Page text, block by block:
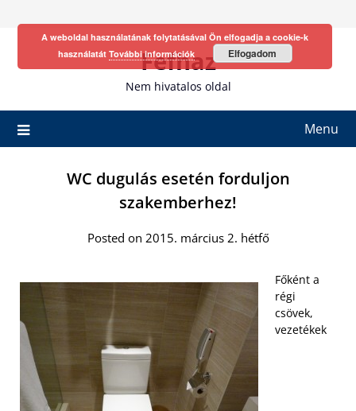
Fefhaz
Nem hivatalos oldal
Menu
WC dugulás esetén forduljon
szakemberhez!
Posted on 2015. március 2. hétfő
Főként a
régi
csövek,
vezetékek
A weboldal használatának folytatásával Ön elfogadja a cookie-k
használatát További információk Elfogadom